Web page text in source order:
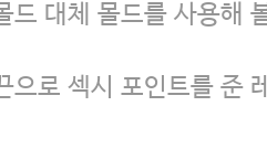
드 대체 몰드를 사용해
으로 섹시 포인트를 준